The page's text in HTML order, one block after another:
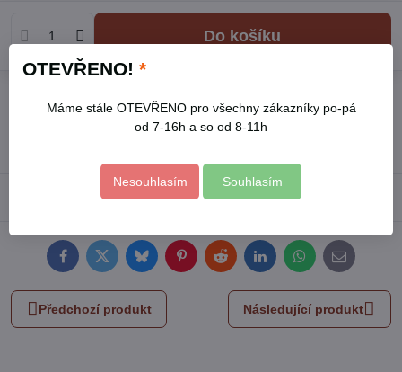
Do košíku
TACB1101
FacebookTwitterBlueskyPinterestRedditLinkedInWhatsApp
E-
mail
Předchozí produkt Následující produkt
OTEVŘENO! *
Máme stále OTEVŘENO pro všechny zákazníky po-pá
od 7-16h a so od 8-11h
Nesouhlasím Souhlasím